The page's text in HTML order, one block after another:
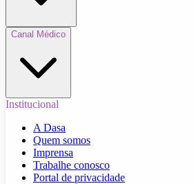
Canal Médico
Institucional
A Dasa
Quem somos
Imprensa
Trabalhe conosco
Portal de privacidade